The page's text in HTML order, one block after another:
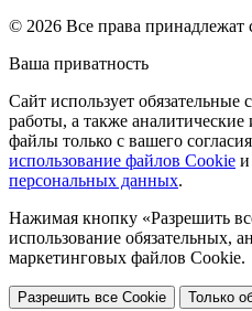
© 2026 Все права
Ваша приватность
Сайт использует
работы, а также
файлы только с вашего
использование файлов Cookie и
персональных данных.
Нажимая кнопку «Разрешить
использование обязательных,
маркетинговых файлов Cookie.
Разрешить все Cookie Только